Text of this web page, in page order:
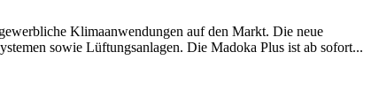
Klimaanwendungen auf den Markt. Die neue
sowie Lüftungsanlagen. Die Madoka Plus ist ab sofort...